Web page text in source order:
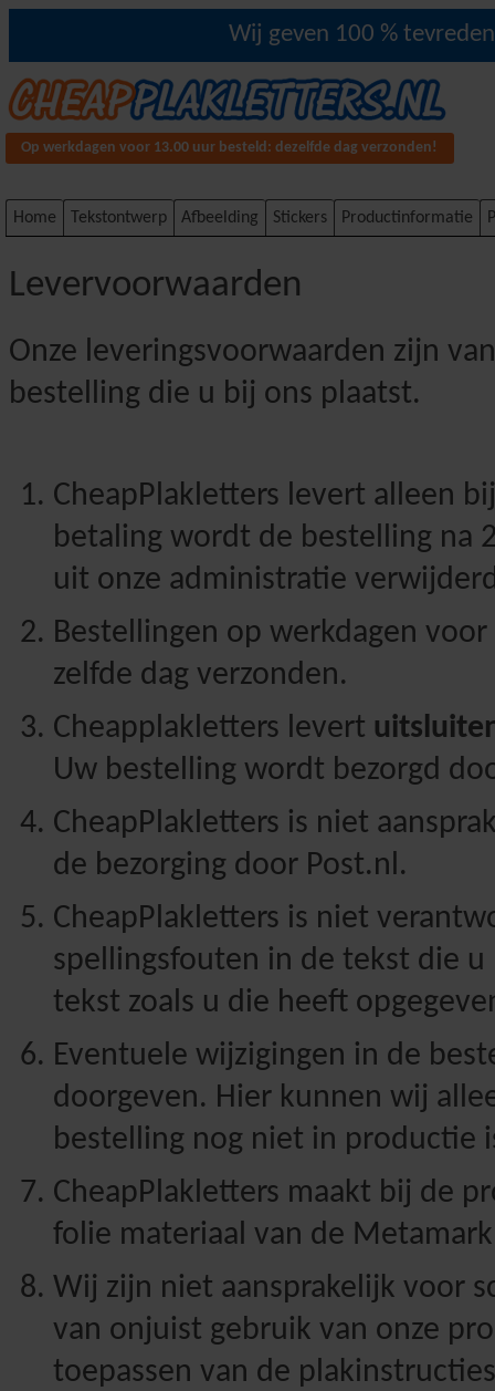
Wij geven 100 %
Op werkdagen voor 13.00 uur besteld: dezelfde dag verzonden!
Home Tekstontwerp Afbeelding Stickers Productinformatie
Levervoorwaarden
Onze leveringsvoorwaarden zijn
bestelling die u bij ons plaatst.
CheapPlakletters levert alleen
betaling wordt de bestelling na
uit onze administratie
Bestellingen op werkdagen
zelfde dag verzonden.
Cheapplakletters levert
Uw bestelling wordt bezorgd
CheapPlakletters is niet
de bezorging door Post.nl.
CheapPlakletters is niet
spellingsfouten in de tekst die
tekst zoals u die heeft
Eventuele wijzigingen in de
doorgeven. Hier kunnen wij
bestelling nog niet in productie
CheapPlakletters maakt bij de
folie materiaal van de
Wij zijn niet aansprakelijk voor
van onjuist gebruik van onze
toepassen van de